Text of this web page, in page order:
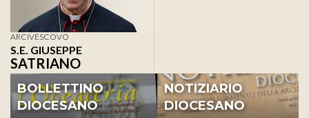
ARCIVESCOVO
S.E. GIUSEPPE
SATRIANO
BOLLETTINO
DIOCESANO
NOTIZIARIO
DIOCESANO